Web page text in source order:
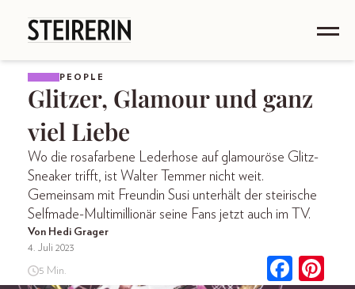
PEOPLE
Glitzer, Glamour und ganz
viel Liebe
Wo die rosafarbene Lederhose auf glamouröse Glitz-
Sneaker trifft, ist Walter Temmer nicht weit.
Gemeinsam mit Freundin Susi unterhält der steirische
Selfmade-Multimillionär seine Fans jetzt auch im TV.
Von Hedi Grager
4. Juli 2023
5 Min.